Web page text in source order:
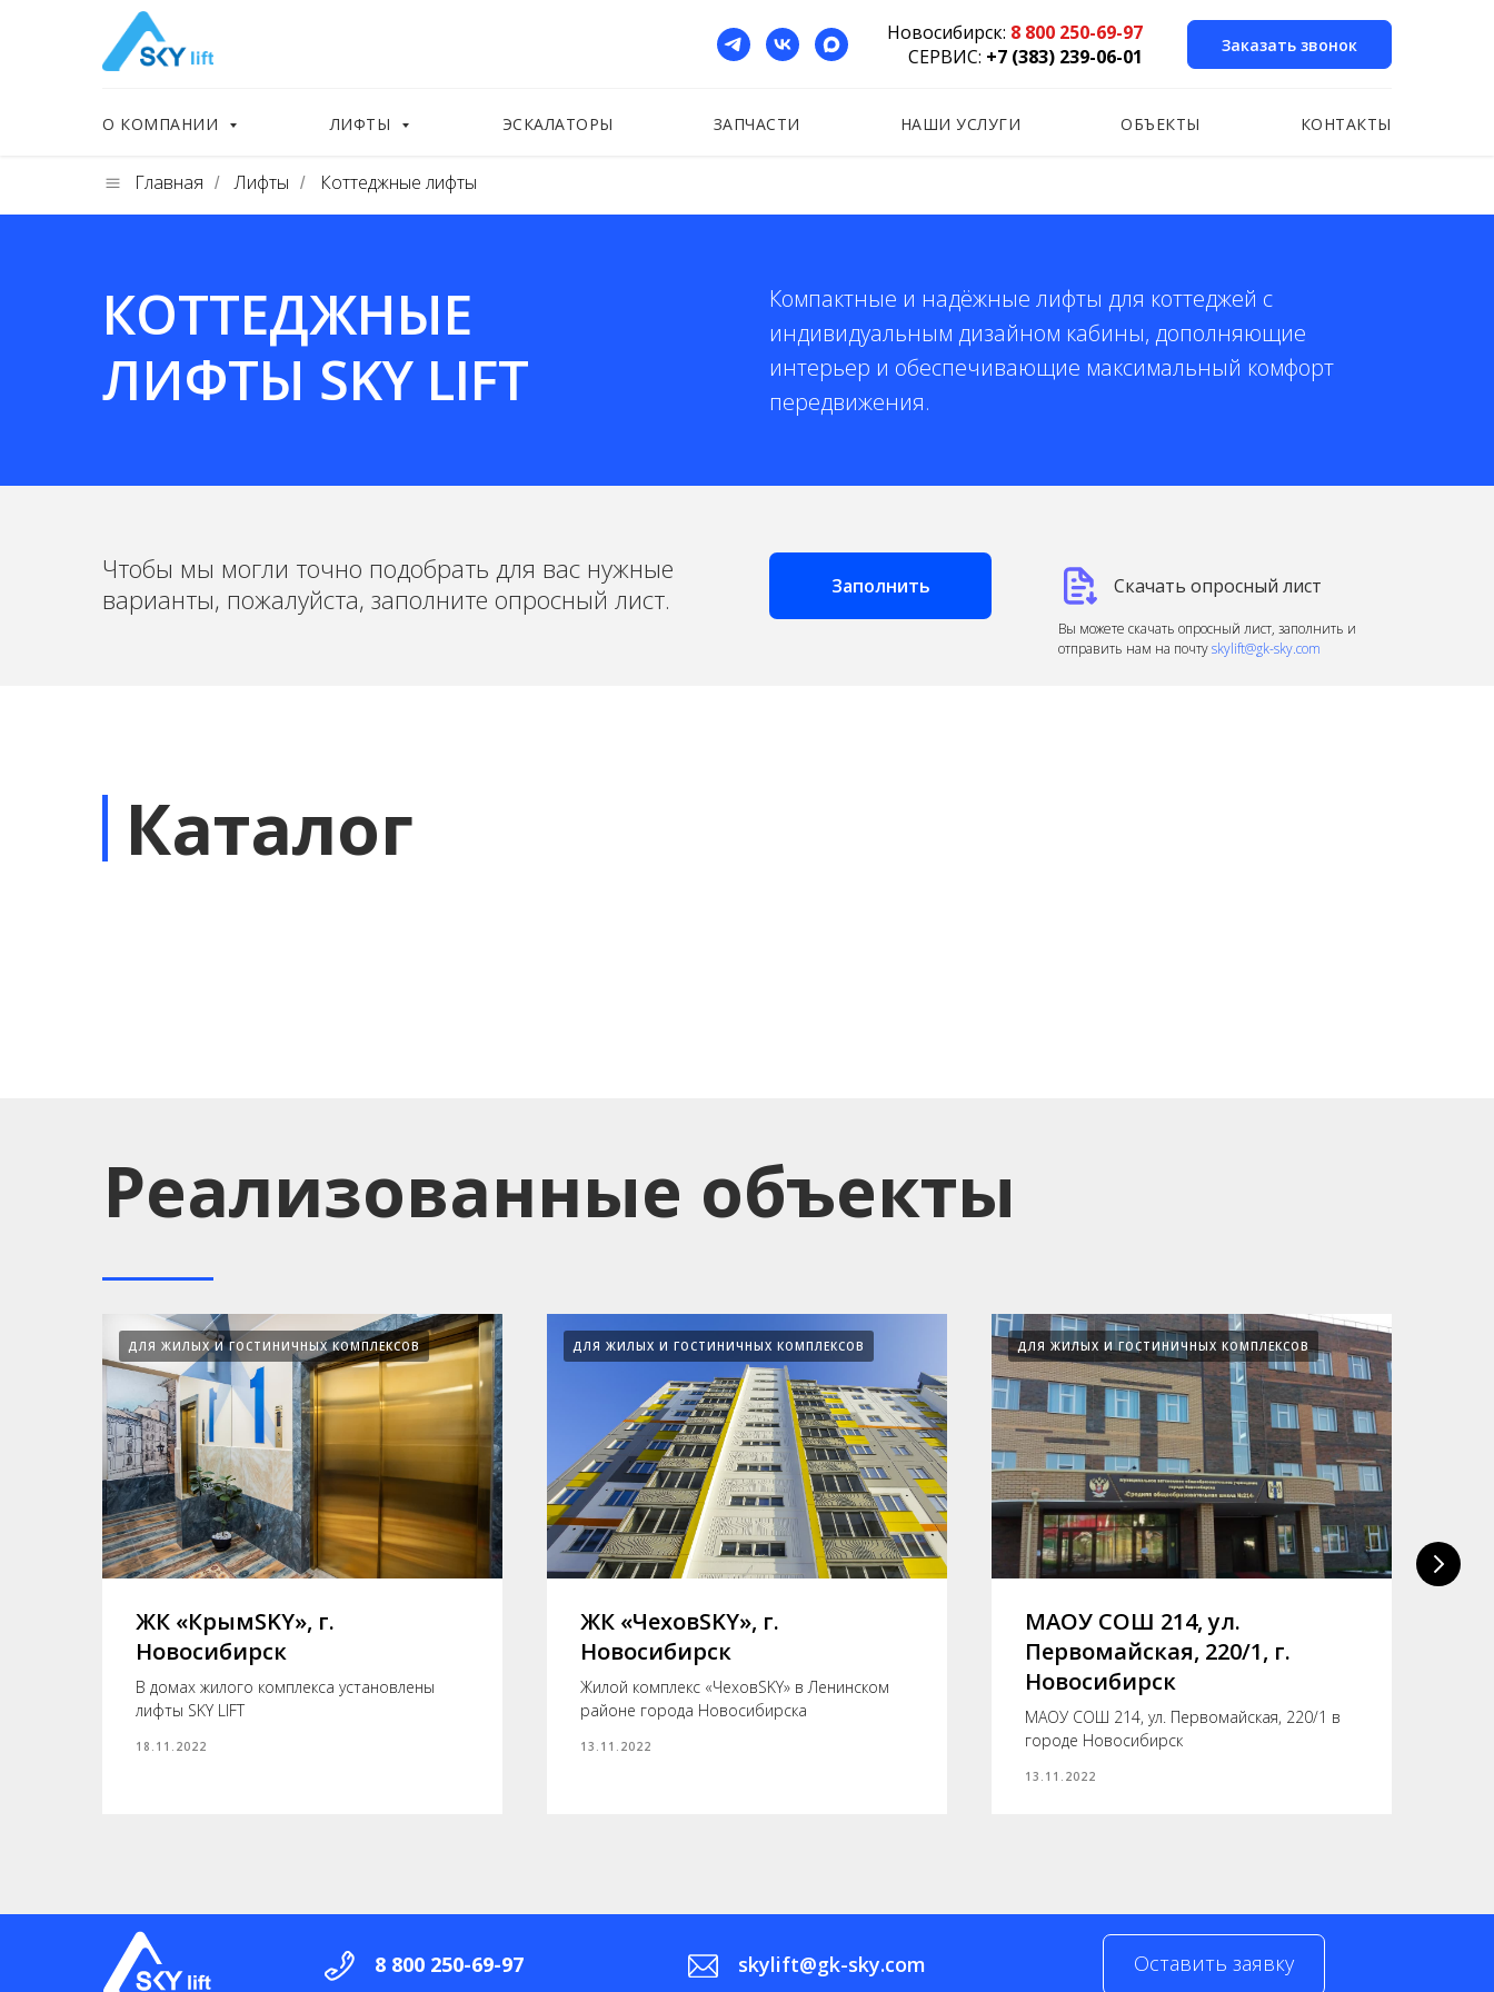
Новосибирск: 8 800 250-69-97
СЕРВИС: +7 (383) 239-06-01 Заказать звонок
О КОМПАНИИ ЛИФТЫ ЭСКАЛАТОРЫ ЗАПЧАСТИ НАШИ УСЛУГИ ОБЪЕКТЫ КОНТАКТЫ
Главная / Лифты / Коттеджные лифты
КОТТЕДЖНЫЕ
ЛИФТЫ SKY LIFT
Компактные и надёжные лифты для коттеджей с
индивидуальным дизайном кабины, дополняющие
интерьер и обеспечивающие максимальный комфорт
передвижения.
Скачать опросный лист
Заполнить
Чтобы мы могли точно подобрать для вас нужные
варианты, пожалуйста, заполните опросный лист.
Вы можете скачать опросный лист, заполнить и
отправить нам на почтуskylift@gk-sky.com
Каталог
Реализованные объекты
ДЛЯ ЖИЛЫХ И ГОСТИНИЧНЫХ КОМПЛЕКСОВ
ЖК «КрымSKY», г.
Новосибирск
В домах жилого комплекса установлены
лифты SKY LIFT
18.11.2022
ДЛЯ ЖИЛЫХ И ГОСТИНИЧНЫХ КОМПЛЕКСОВ
ЖК «ЧеховSKY», г.
Новосибирск
Жилой комплекс «ЧеховSKY» в Ленинском
районе города Новосибирска
13.11.2022
ДЛЯ ЖИЛЫХ И ГОСТИНИЧНЫХ КОМПЛЕКСОВ
МАОУ СОШ 214, ул.
Первомайская, 220/1, г.
Новосибирск
МАОУ СОШ 214, ул. Первомайская, 220/1 в
городе Новосибирск
13.11.2022
Оставить заявку
8 800 250-69-97 skylift@gk-sky.com